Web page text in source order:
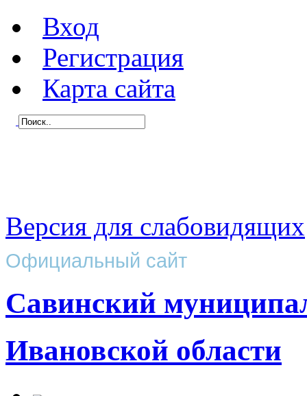
Вход
Регистрация
Карта сайта
Версия для слабовидящих
Официальный сайт
Савинский
Ивановской области